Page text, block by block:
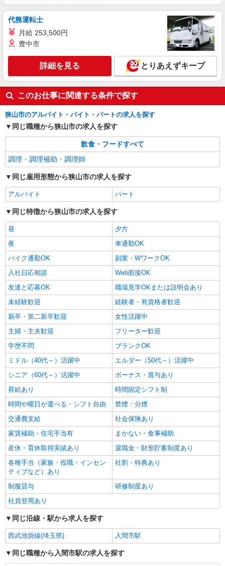
ファインケアあおぞら （埼玉県狭山市富士見
詳細を見る
パート
株式会社HITOWA フードサービスカンパニー
福祉施設での調理員【アルバイト・パート】
時給1,200円以上 ※経験によりスタート時給は
変動します。 ※AP評価制度：あり 年1回の評価
により時給を見直します。 ※アルバイト賞与（寸
志）：あり 年2回。勤続年数により金額UP。
ホームステーション狭山 （埼玉県狭山市入間
川1528-1）
キープ 詳細を見る
代務運転士
月給 253,500円
豊中市
詳細を見る とりあえずキープ
このお仕事に関連する条件で探す
狭山市のアルバイト・バイト・パートの求人を探す
同じ職種から狭山市の求人を探す
飲食・フードすべて
調理・調理補助・調理師
同じ雇用形態から狭山市の求人を探す
アルバイト パート
同じ特徴から狭山市の求人を探す
昼
夕方
夜
車通勤OK
バイク通勤OK
副業・WワークOK
入社日応相談
Web面接OK
友達と応募OK
職場見学OKまたは説明会あり
未経験歓迎
経験者・有資格者歓迎
新卒・第二新卒歓迎
女性活躍中
主婦・主夫歓迎
フリーター歓迎
学歴不問
ブランクOK
ミドル（40代～）活躍中
エルダー（50代～）活躍中
シニア（60代～）活躍中
ボーナス・賞与あり
昇給あり
時間固定シフト制
時間や曜日が選べる・シフト自由
禁煙・分煙
交通費支給
社会保険あり
家賃補助・住宅手当有
まかない・食事補助
産休・育休取得実績あり
退職金・財形貯蓄制度あり
各種手当（家族・役職・インセン
ティブなど）あり
社割・特典あり
制服貸与
研修制度あり
社員登用あり
同じ沿線・駅から求人を探す
西武池袋線(埼玉県) 入間市駅
同じ職種から入間市駅の求人を探す